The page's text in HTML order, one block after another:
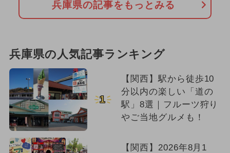
兵庫県の記事をもっとみる
兵庫県の人気記事ランキング
1
【関西】駅から徒歩10
分以内の楽しい「道の
駅」8選｜フルーツ狩り
やご当地グルメも！
【関西】2026年8月1